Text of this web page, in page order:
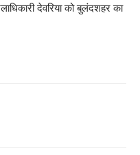
देवरिया को बुलंदशहर का